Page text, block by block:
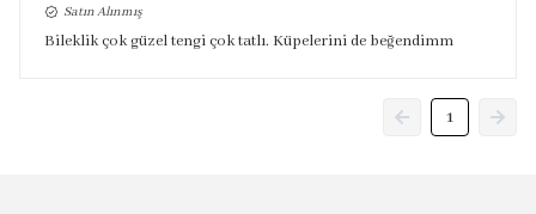
Satın Alınmış
Bileklik çok güzel tengi çok tatlı. Küpelerini de beğendimm
1